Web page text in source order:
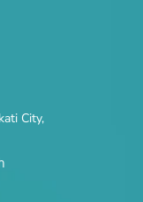
City,